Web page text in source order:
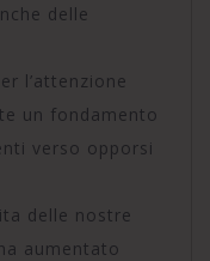
delle
l’attenzione
un fondamento
verso opporsi
delle nostre
aumentato